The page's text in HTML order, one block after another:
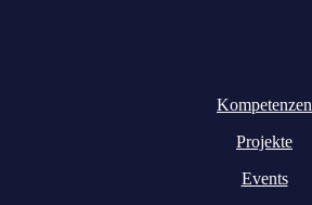
Kompetenzen
Projekte
Events